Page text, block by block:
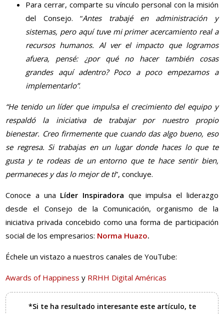
Para cerrar, comparte su vínculo personal con la misión
del Consejo. “Antes trabajé en administración y
sistemas, pero aquí tuve mi primer acercamiento real a
recursos humanos. Al ver el impacto que logramos
afuera, pensé: ¿por qué no hacer también cosas
grandes aquí adentro? Poco a poco empezamos a
implementarlo”.
“He tenido un líder que impulsa el crecimiento del equipo y
respaldó la iniciativa de trabajar por nuestro propio
bienestar. Creo firmemente que cuando das algo bueno, eso
se regresa. Si trabajas en un lugar donde haces lo que te
gusta y te rodeas de un entorno que te hace sentir bien,
permaneces y das lo mejor de ti”, concluye.
Conoce a una Líder Inspiradora que impulsa el liderazgo
desde el Consejo de la Comunicación, organismo de la
iniciativa privada concebido como una forma de participación
social de los empresarios: Norma Huazo.
Échele un vistazo a nuestros canales de YouTube:
Awards of Happiness y RRHH Digital Américas
*Si te ha resultado interesante este artículo, te